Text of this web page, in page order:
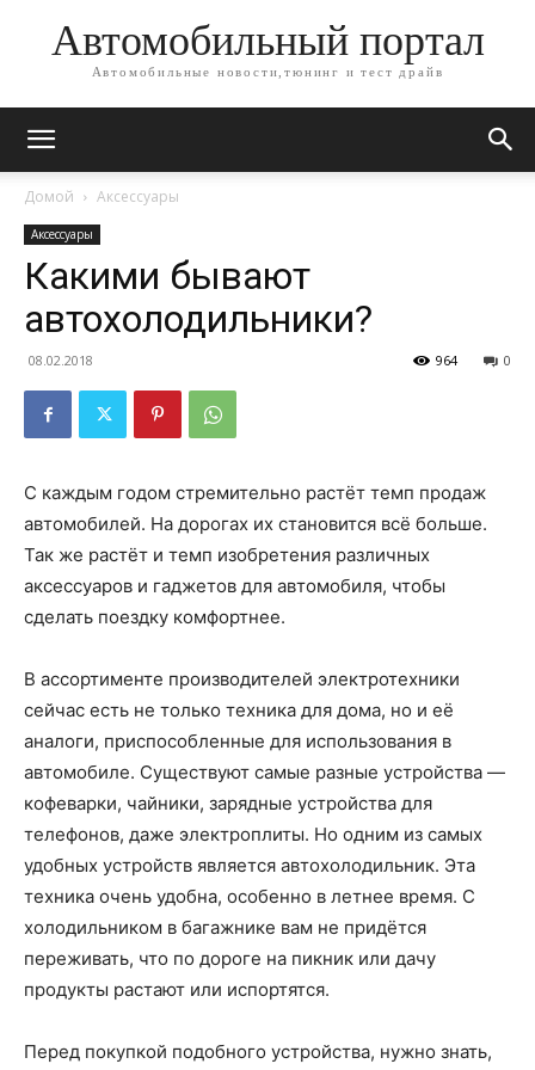
Автомобильный портал
Автомобильные новости,тюнинг и тест драйв
Домой Аксессуары
Аксессуары
Какими бывают
автохолодильники?
08.02.2018 0
964
С каждым годом стремительно растёт темп продаж
автомобилей. На дорогах их становится всё больше.
Так же растёт и темп изобретения различных
аксессуаров и гаджетов для автомобиля, чтобы
сделать поездку комфортнее.
В ассортименте производителей электротехники
сейчас есть не только техника для дома, но и её
аналоги, приспособленные для использования в
автомобиле. Существуют самые разные устройства —
кофеварки, чайники, зарядные устройства для
телефонов, даже электроплиты. Но одним из самых
удобных устройств является автохолодильник. Эта
техника очень удобна, особенно в летнее время. С
холодильником в багажнике вам не придётся
переживать, что по дороге на пикник или дачу
продукты растают или испортятся.
Перед покупкой подобного устройства, нужно знать,